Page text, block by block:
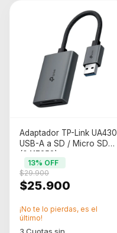
Adaptador TP-Link UA430
USB-A a SD / Micro SD
(0417258)
$25.900
$29.900
13% OFF
¡No te lo pierdas, es el
último!